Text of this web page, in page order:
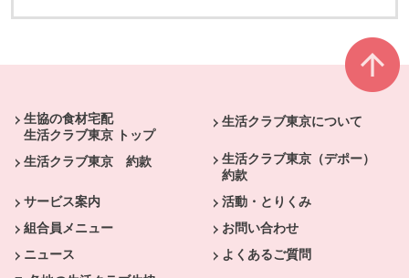
生協の食材宅配
生活クラブ東京 トップ
生活クラブ東京について
生活クラブ東京 約款
生活クラブ東京（デポー）
約款
サービス案内
活動・とりくみ
組合員メニュー
お問い合わせ
ニュース
よくあるご質問